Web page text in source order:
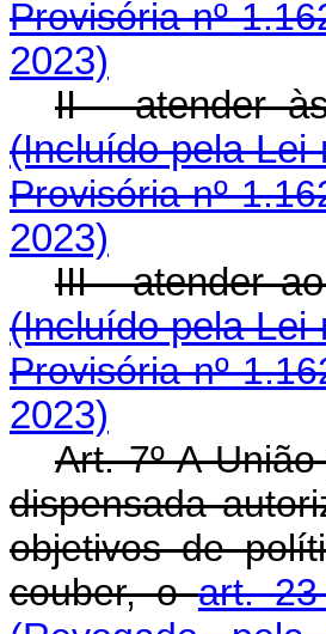
Provisória nº
2023)
II - atender
(Incluído pela Lei
Provisória nº
2023)
III - atender
(Incluído pela Lei
Provisória nº
2023)
Art. 7º A
dispensada
objetivos de
couber, oart.